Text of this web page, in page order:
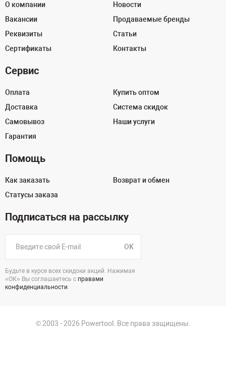
О компании
Вакансии
Реквизиты
Сертификаты
Новости
Продаваемые бренды
Статьи
Контакты
Сервис
Оплата
Доставка
Самовывоз
Гарантия
Купить оптом
Система скидок
Наши услуги
Помощь
Как заказать
Статусы заказа
Возврат и обмен
Подписаться на рассылку
OK
Будьте в курсе всех скидоки акций. Нажимая
«ОК» Вы соглашаетесь с правами
конфиденциальности.
© 2003 - 2026 Powertool. Все права защищены.